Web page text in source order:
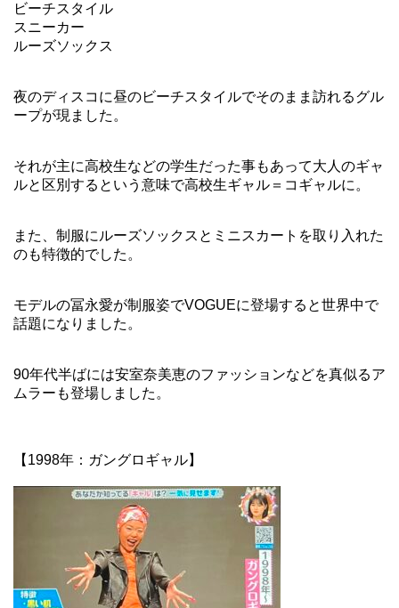
ビーチスタイル
スニーカー
ルーズソックス
夜のディスコに昼のビーチスタイルでそのまま訪れるグル
ープが現ました。
それが主に高校生などの学生だった事もあって大人のギャ
ルと区別するという意味で高校生ギャル＝コギャルに。
また、制服にルーズソックスとミニスカートを取り入れた
のも特徴的でした。
モデルの冨永愛が制服姿でVOGUEに登場すると世界中で
話題になりました。
90年代半ばには安室奈美恵のファッションなどを真似るア
ムラーも登場しました。
【1998年：ガングロギャル】